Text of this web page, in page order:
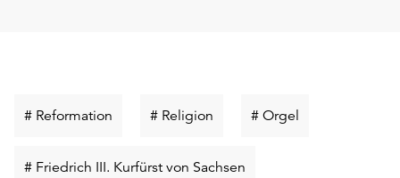
# Reformation Schlüsselwort
# Religion Schlüsselwort
# Orgel
# Friedrich III. Kurfürst von Sachsen